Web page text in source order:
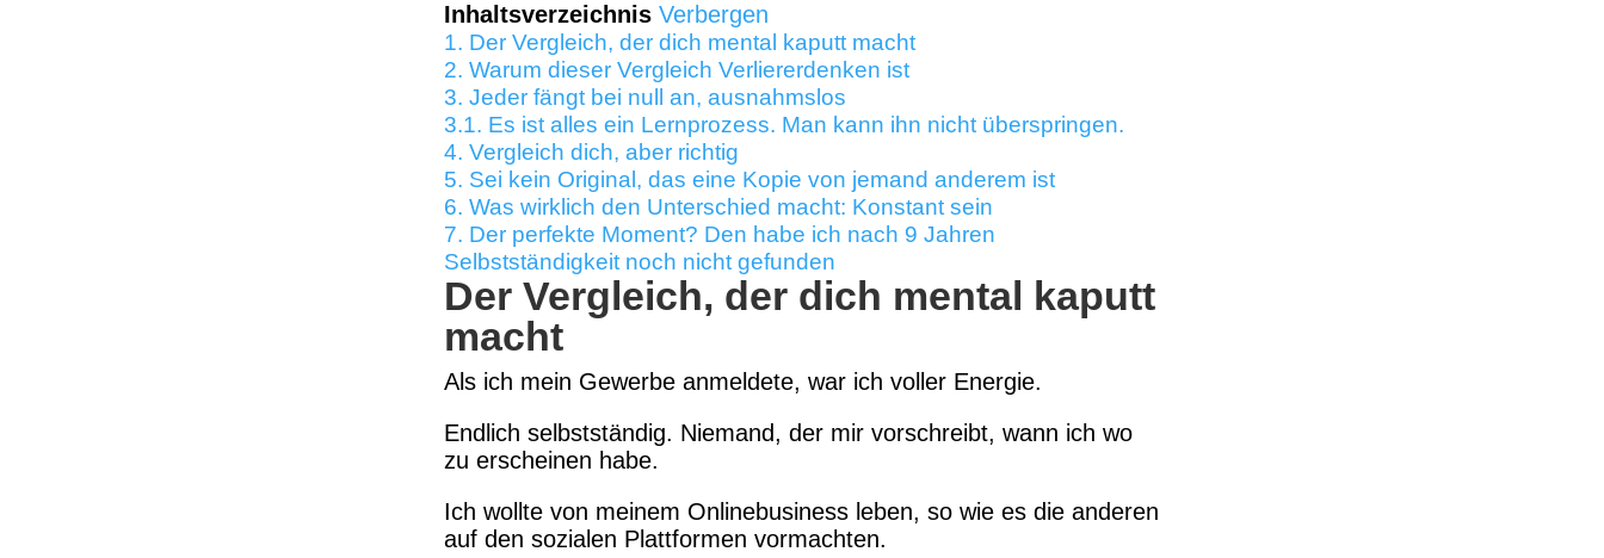
Inhaltsverzeichnis Verbergen
1. Der Vergleich, der dich mental kaputt macht
2. Warum dieser Vergleich Verliererdenken ist
3. Jeder fängt bei null an, ausnahmslos
3.1. Es ist alles ein Lernprozess. Man kann ihn nicht überspringen.
4. Vergleich dich, aber richtig
5. Sei kein Original, das eine Kopie von jemand anderem ist
6. Was wirklich den Unterschied macht: Konstant sein
7. Der perfekte Moment? Den habe ich nach 9 Jahren
Selbstständigkeit noch nicht gefunden
Der Vergleich, der dich mental kaputt
macht
Als ich mein Gewerbe anmeldete, war ich voller Energie.
Endlich selbstständig. Niemand, der mir vorschreibt, wann ich wo
zu erscheinen habe.
Ich wollte von meinem Onlinebusiness leben, so wie es die anderen
auf den sozialen Plattformen vormachten.